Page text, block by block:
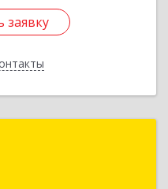
заявку
заявку
Серов г, Короленко